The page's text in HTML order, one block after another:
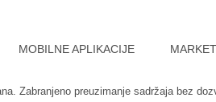
MOBILNE APLIKACIJE
Zabranjeno preuzimanje sadržaja bez